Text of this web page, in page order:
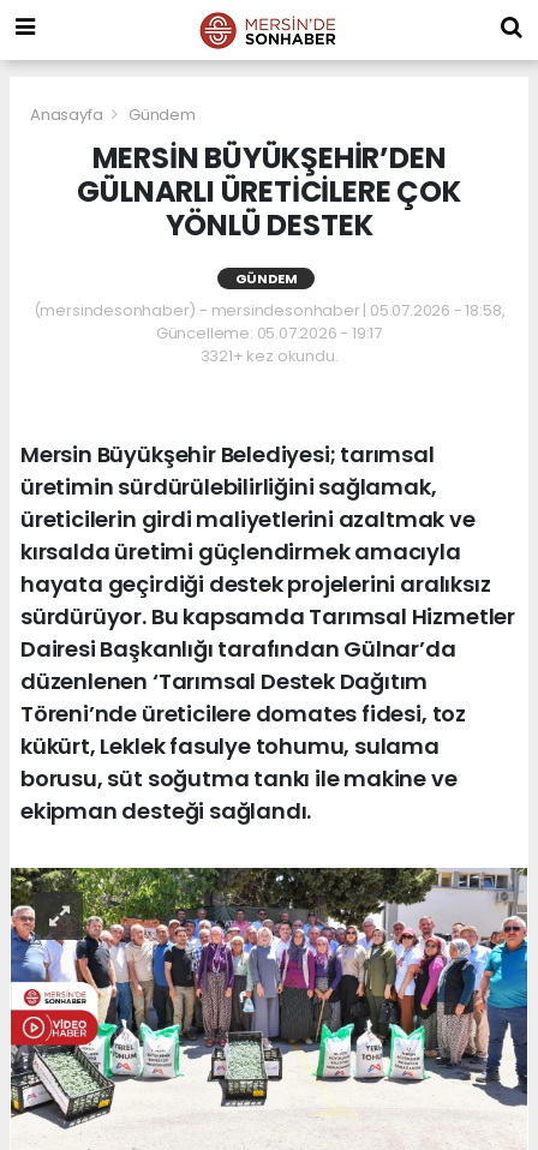
Anasayfa Gündem
MERSİN BÜYÜKŞEHİR’DEN
GÜLNARLI ÜRETİCİLERE ÇOK
YÖNLÜ DESTEK
GÜNDEM
(mersindesonhaber) - mersindesonhaber | 05.07.2026 - 18:58,
Güncelleme: 05.07.2026 - 19:17
3321+ kez okundu.
Mersin Büyükşehir Belediyesi; tarımsal
üretimin sürdürülebilirliğini sağlamak,
üreticilerin girdi maliyetlerini azaltmak ve
kırsalda üretimi güçlendirmek amacıyla
hayata geçirdiği destek projelerini aralıksız
sürdürüyor. Bu kapsamda Tarımsal Hizmetler
Dairesi Başkanlığı tarafından Gülnar’da
düzenlenen ‘Tarımsal Destek Dağıtım
Töreni’nde üreticilere domates fidesi, toz
kükürt, Leklek fasulye tohumu, sulama
borusu, süt soğutma tankı ile makine ve
ekipman desteği sağlandı.